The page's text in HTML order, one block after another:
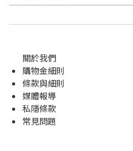
關於我們
購物金細則
條款與細則
媒體報導
私隱條款
常見問題